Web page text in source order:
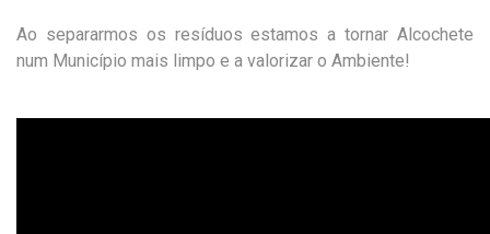
Ao separarmos os resíduos estamos a tornar Alcochete
num Município mais limpo e a valorizar o Ambiente!